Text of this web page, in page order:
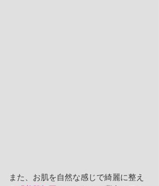
また、お肌を自然な感じで綺麗に整え